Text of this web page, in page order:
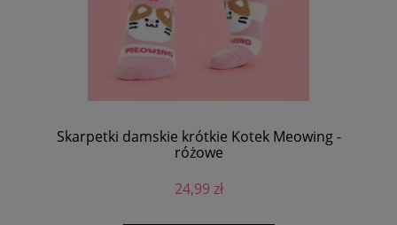
Skarpetki damskie krótkie Kotek Meowing -
różowe
24,99 zł